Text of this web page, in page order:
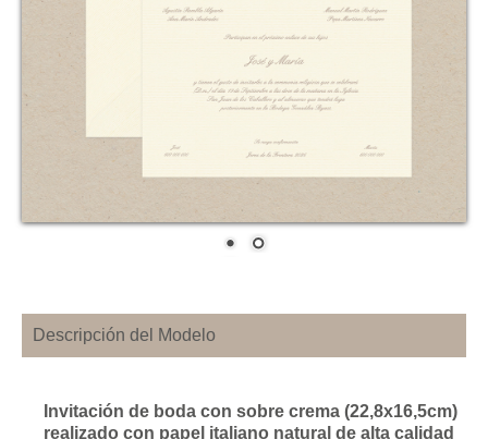
Descripción del Modelo
Invitación de boda con sobre crema (22,8x16,5cm)
realizado con papel italiano natural de alta calidad